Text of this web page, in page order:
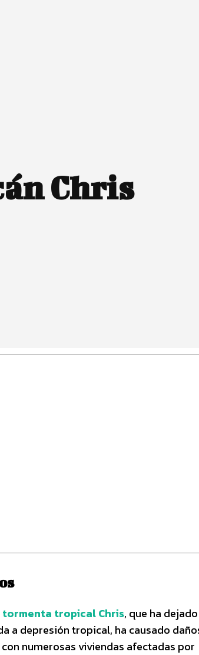
Chris
tormenta tropical Chris, que ha
a depresión tropical, ha causado
numerosas viviendas afectadas por